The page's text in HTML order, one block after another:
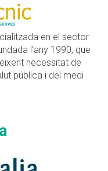
en el sector
l’any 1990, que
necessitat de
pública i del medi